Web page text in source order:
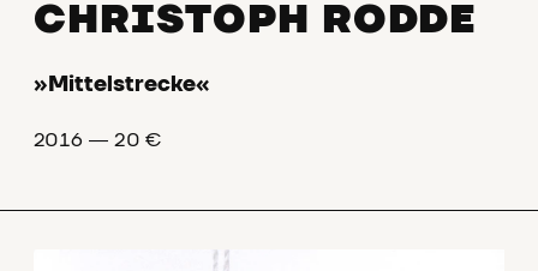
CHRISTOPH RODDE
»Mittelstrecke«
2016 ― 20 €